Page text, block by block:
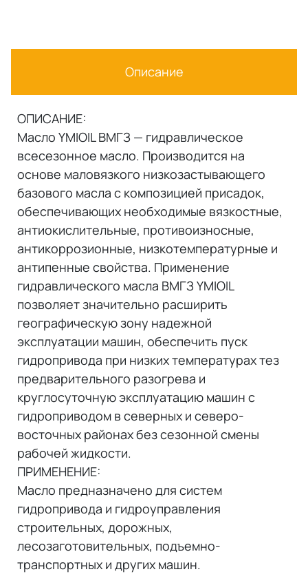
Описание
ОПИСАНИЕ:
Масло YMIOIL ВМГЗ — гидравлическое
всесезонное масло. Производится на
основе маловязкого низкозастывающего
базового масла с композицией присадок,
обеспечивающих необходимые вязкостные,
антиокислительные, противоизносные,
антикоррозионные, низкотемпературные и
антипенные свойства. Применение
гидравлического масла ВМГЗ YMIOIL
позволяет значительно расширить
географическую зону надежной
эксплуатации машин, обеспечить пуск
гидропривода при низких температурах тез
предварительного разогрева и
круглосуточную эксплуатацию машин с
гидроприводом в северных и северо-
восточных районах без сезонной смены
рабочей жидкости.
ПРИМЕНЕНИЕ:
Масло предназначено для систем
гидропривода и гидроуправления
строительных, дорожных,
лесозаготовительных, подъемно-
транспортных и других машин.